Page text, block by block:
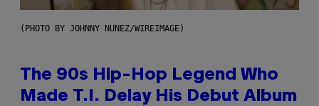
(PHOTO BY JOHNNY NUNEZ/WIREIMAGE)
The 90s Hip-Hop Legend Who
Made T.I. Delay His Debut Album